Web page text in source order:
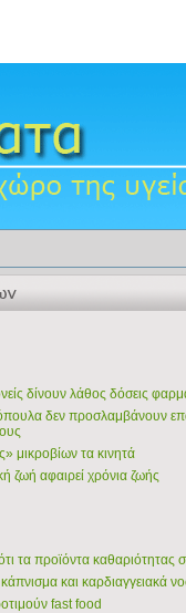
δίνουν λάθος δόσεις
δεν προσλαμβάνουν
μικροβίων τα κινητά
ζωή αφαιρεί χρόνια ζωής
ότι τα προϊόντα καθαριότητας
και καρδιαγγειακά
fast food